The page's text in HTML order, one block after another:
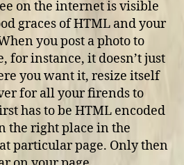
on the internet is visible
graces of HTML and your
you post a photo to
for instance, it doesn’t just
you want it, resize itself
for all your firends to
has to be HTML encoded
the right place in the
particular page. Only then